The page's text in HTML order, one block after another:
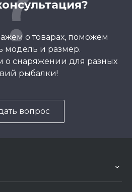
о товарах, поможем
модель и размер.
о снаряжении для разных
рыбалки!
вопрос